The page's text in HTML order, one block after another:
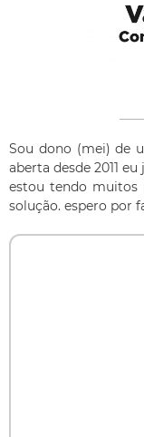
Sou dono (mei) de
aberta desde 2011
estou tendo muitos
solução. espero por